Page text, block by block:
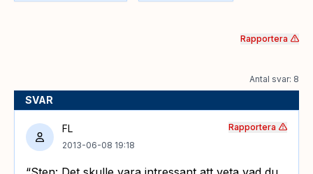
Rapportera
Antal svar: 8
SVAR
FL
2013-06-08 19:18
Rapportera